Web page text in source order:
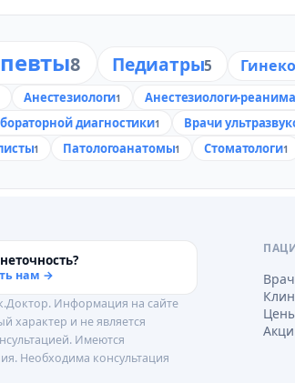
8 Педиатры5
Анестезиологи1 Анестезиологи-
диагностики1 Врачи
1 Патологоанатомы1 Стоматологи1
нам →
Информация на сайте
характер и не является
Имеются
Необходима консультация